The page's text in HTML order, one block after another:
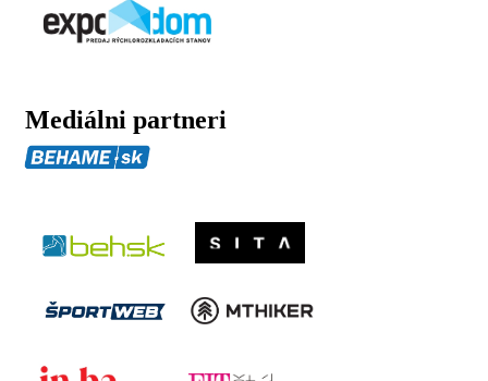
Mediálni partneri